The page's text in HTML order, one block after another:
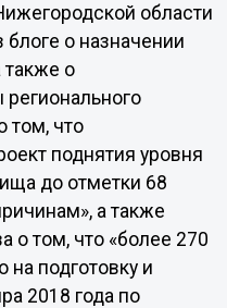
области
о назначении
также о
том, что
поднятия уровня
до отметки 68
а также
о том, что «более 270
на подготовку и
2018 года по